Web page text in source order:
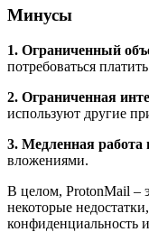
Минусы
1. Ограниченный
потребоваться
2. Ограниченная
используют другие
3. Медленная работа
вложениями.
В целом, ProtonMail –
некоторые
конфиденциальность